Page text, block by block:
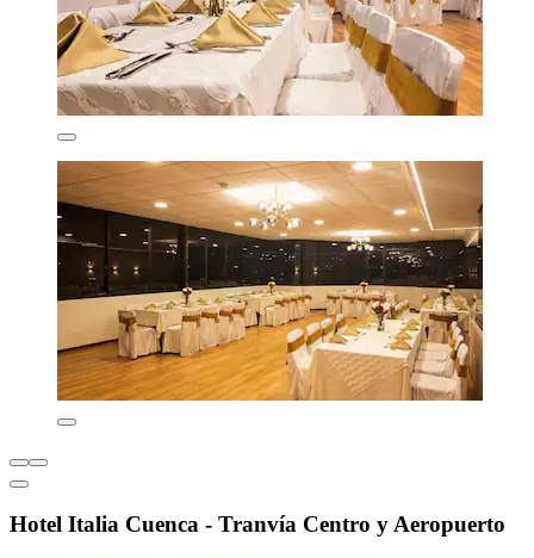
Hotel Italia Cuenca - Tranvía Centro y Aeropuerto